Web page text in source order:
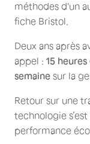
méthodes d'un
fiche Bristol.
Deux ans après
appel : 15
semaine sur la
Retour sur une
technologie
performance